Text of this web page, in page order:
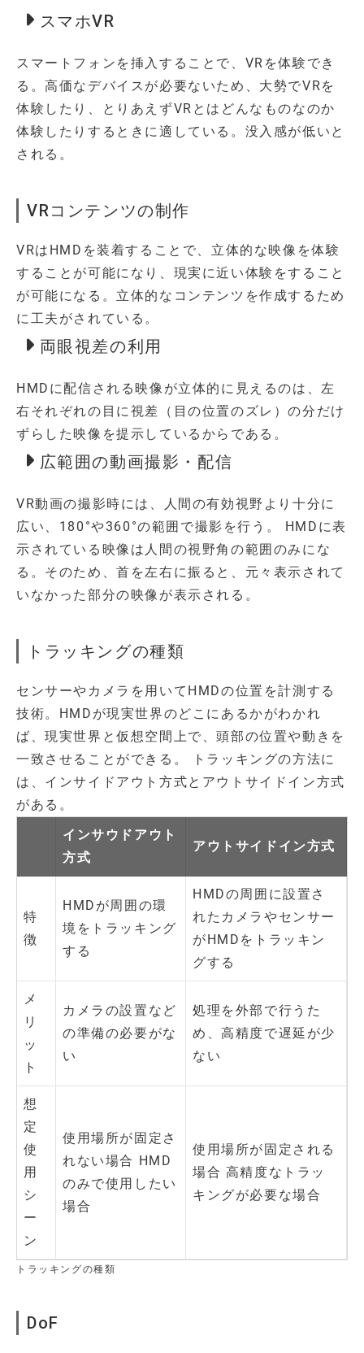
スマホVR
スマートフォンを挿入することで、VRを体験でき
る。高価なデバイスが必要ないため、大勢でVRを
体験したり、とりあえずVRとはどんなものなのか
体験したりするときに適している。没入感が低いと
される。
VRコンテンツの制作
VRはHMDを装着することで、立体的な映像を体験
することが可能になり、現実に近い体験をすること
が可能になる。立体的なコンテンツを作成するため
に工夫がされている。
両眼視差の利用
HMDに配信される映像が立体的に見えるのは、左
右それぞれの目に視差（目の位置のズレ）の分だけ
ずらした映像を提示しているからである。
広範囲の動画撮影・配信
VR動画の撮影時には、人間の有効視野より十分に
広い、180°や360°の範囲で撮影を行う。 HMDに表
示されている映像は人間の視野角の範囲のみにな
る。そのため、首を左右に振ると、元々表示されて
いなかった部分の映像が表示される。
トラッキングの種類
センサーやカメラを用いてHMDの位置を計測する
技術。HMDが現実世界のどこにあるかがわかれ
ば、現実世界と仮想空間上で、頭部の位置や動きを
一致させることができる。 トラッキングの方法に
は、インサイドアウト方式とアウトサイドイン方式
がある。
インサウドアウト
方式
アウトサイドイン方式
特
徴
HMDが周囲の環
境をトラッキング
する
HMDの周囲に設置さ
れたカメラやセンサー
がHMDをトラッキン
グする
メ
リ
ッ
ト
カメラの設置など
の準備の必要がな
い
処理を外部で行うた
め、高精度で遅延が少
ない
想
定
使
用
シ
ー
ン
使用場所が固定さ
れない場合 HMD
のみで使用したい
場合
使用場所が固定される
場合 高精度なトラッ
キングが必要な場合
トラッキングの種類
DoF